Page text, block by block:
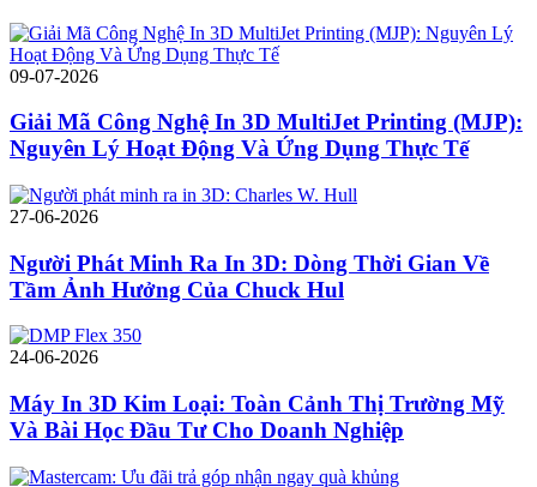
09-07-2026
Giải Mã Công Nghệ In 3D MultiJet Printing (MJP):
Nguyên Lý Hoạt Động Và Ứng Dụng Thực Tế
27-06-2026
Người Phát Minh Ra In 3D: Dòng Thời Gian Về
Tầm Ảnh Hưởng Của Chuck Hul
24-06-2026
Máy In 3D Kim Loại: Toàn Cảnh Thị Trường Mỹ
Và Bài Học Đầu Tư Cho Doanh Nghiệp